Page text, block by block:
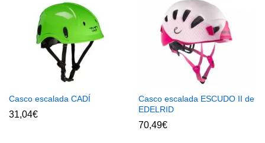
Casco escalada CADÍ
31,04€
Casco escalada ESCUDO II de
EDELRID
70,49€